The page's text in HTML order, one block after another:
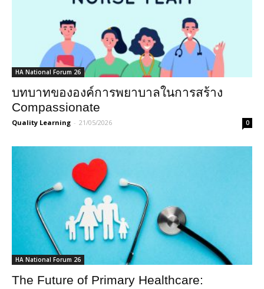
HA National Forum 26
บทบาทขององค์การพยาบาลในการสร้าง
Compassionate
Quality Learning - 21/05/2026 0
HA National Forum 26
The Future of Primary Healthcare: